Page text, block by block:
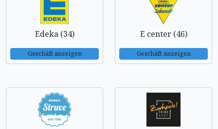
Edeka (34)
Geschäft anzeigen
E center (46)
Geschäft anzeigen